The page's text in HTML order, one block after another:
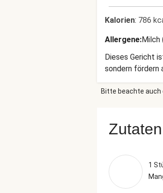
Kalorien: 786
Allergene:Milch
Dieses Gericht
sondern fördern
Bitte beachte
Zutaten
1